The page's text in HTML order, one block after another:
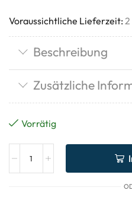
Voraussichtliche Lieferzeit: 2
Beschreibung
Zusätzliche
Vorrätig